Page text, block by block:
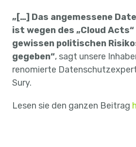
„[…] Das angemessene
ist wegen des „Cloud Acts“
gewissen politischen
gegeben“, sagt unsere
renomierte
Sury.
Lesen sie den ganzen Beitrag